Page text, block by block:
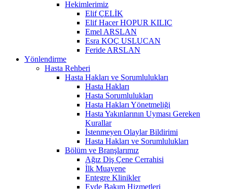
Hekimlerimiz
Elif ÇELİK
Elif Hacer HOPUR KILIÇ
Emel ARSLAN
Esra KOÇ USLUCAN
Feride ARSLAN
Yönlendirme
Hasta Rehberi
Hasta Hakları ve Sorumlulukları
Hasta Hakları
Hasta Sorumlulukları
Hasta Hakları Yönetmeliği
Hasta Yakınlarının Uyması Gereken
Kurallar
İstenmeyen Olaylar Bildirimi
Hasta Hakları ve Sorumlulukları
Bölüm ve Branşlarımız
Ağız Diş Çene Cerrahisi
İlk Muayene
Entegre Klinikler
Evde Bakım Hizmetleri